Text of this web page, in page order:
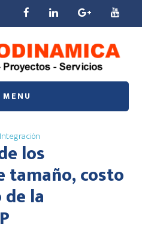
MENU
Integración
los
tamaño, costo
la